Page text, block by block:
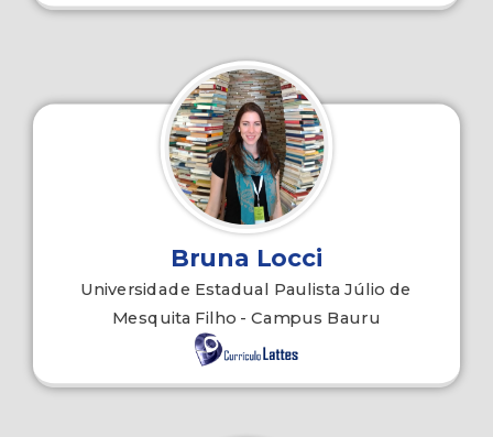
Bruna Locci
Universidade Estadual Paulista Júlio de
Mesquita Filho - Campus Bauru